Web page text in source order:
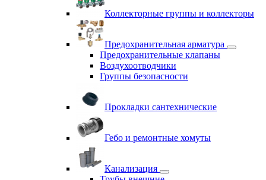
Коллекторные группы и коллекторы
Предохранительная арматура
Предохранительные клапаны
Воздухоотводчики
Группы безопасности
Прокладки сантехнические
Гебо и ремонтные хомуты
Канализация